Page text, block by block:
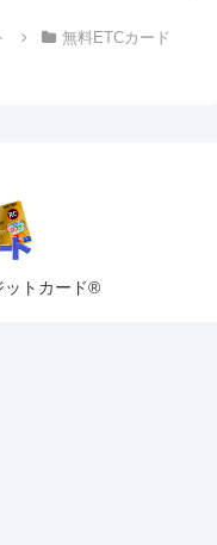
無料ETCカード
トカード®